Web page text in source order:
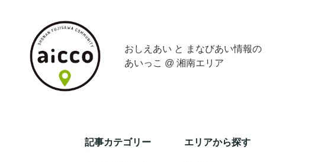
おしえあい と まなびあい情報の
あいっこ @ 湘南エリア
記事カテゴリー エリアから探す